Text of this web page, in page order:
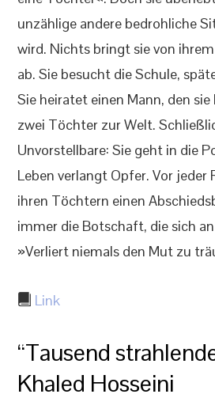
unzählige andere bedrohliche
wird. Nichts bringt sie von
ab. Sie besucht die Schule,
Sie heiratet einen Mann, den
zwei Töchter zur Welt.
Unvorstellbare: Sie geht in die
Leben verlangt Opfer. Vor jeder
ihren Töchtern einen
immer die Botschaft, die sich
»Verliert niemals den Mut zu
Link
“Tausend
Khaled Hosseini